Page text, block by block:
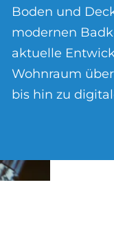
Boden und
modernen
aktuelle
Wohnraum
bis hin zu